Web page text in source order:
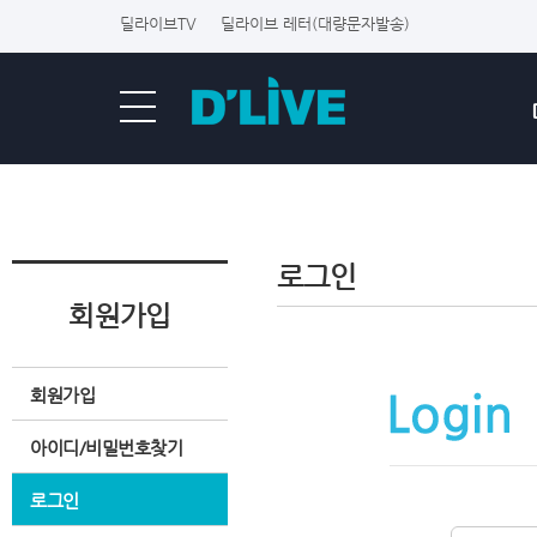
딜라이브TV 딜라이브 레터(대량문자발송)
회원가입
회원가입
아이디/비밀번호찾기
로그인
로그인